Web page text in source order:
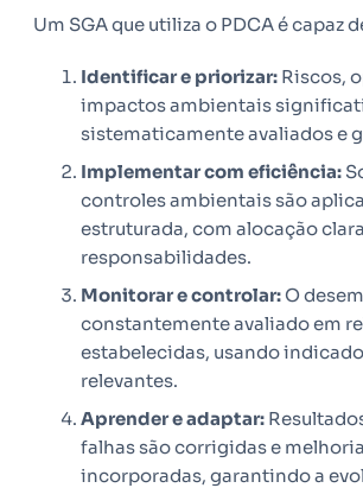
Um SGA que utiliza o PDCA é capaz
Identificar e priorizar: Riscos,
impactos ambientais
sistematicamente avaliados e
Implementar com eficiência:
controles ambientais são
estruturada, com alocação
responsabilidades.
Monitorar e controlar:O
constantemente avaliado em
estabelecidas, usando
relevantes.
Aprender e adaptar:
falhas são corrigidas e
incorporadas, garantindo a